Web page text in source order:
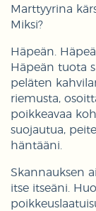
Marttyyrina
Miksi?
Häpeän.
Häpeän tuota
peläten
riemusta,
poikkeavaa
suojautua,
häntääni.
Skannauksen
itse itseäni.